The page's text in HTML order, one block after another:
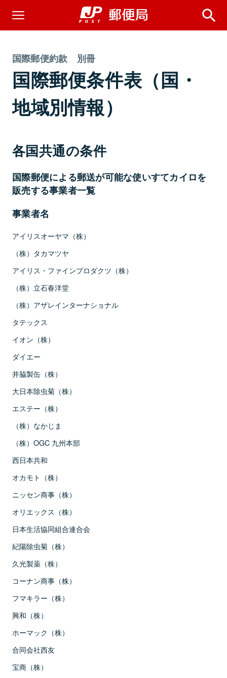
国際郵便約款 別冊
国際郵便条件表（国・
地域別情報）
各国共通の条件
国際郵便による郵送が可能な使いすてカイロを
販売する事業者一覧
事業者名
アイリスオーヤマ（株）
（株）タカマツヤ
アイリス・ファインプロダクツ（株）
（株）立石春洋堂
（株）アザレインターナショナル
タテックス
イオン（株）
ダイエー
井脇製缶（株）
大日本除虫菊（株）
エステー（株）
（株）なかじま
（株）OGC 九州本部
西日本共和
オカモト（株）
ニッセン商事（株）
オリエックス（株）
日本生活協同組合連合会
紀陽除虫菊（株）
久光製薬（株）
コーナン商事（株）
フマキラー（株）
興和（株）
ホーマック（株）
合同会社西友
宝商（株）